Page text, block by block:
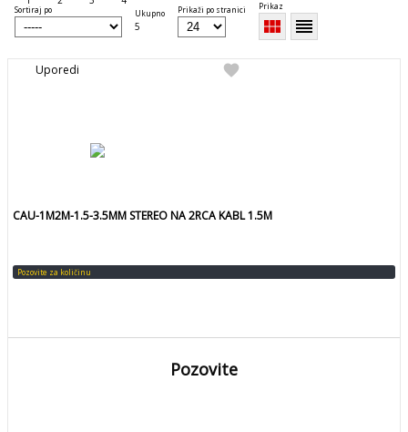
Sortiraj po Ukupno
5
Prikaži po stranici Prikaz
view_module reorder
favorite
Uporedi
CAU-1M2M-1.5-3.5MM STEREO NA 2RCA KABL 1.5M
Pozovite za količinu
Pozovite